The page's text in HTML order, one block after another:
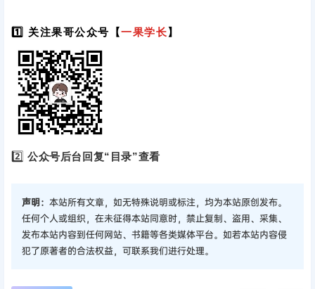
1️⃣ 关注果哥公众号【一果学长】
2️⃣公众号后台回复“目录”查看
声明： 本站所有文章，如无特殊说明或标注，均为本站原创发布。
任何个人或组织，在未征得本站同意时，禁止复制、盗用、采集、
发布本站内容到任何网站、书籍等各类媒体平台。如若本站内容侵
犯了原著者的合法权益，可联系我们进行处理。